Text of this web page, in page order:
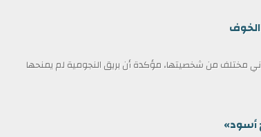
مختلف من شخصيتها، مؤكدة أن بريق النجومية لم يمنحها
أسود»